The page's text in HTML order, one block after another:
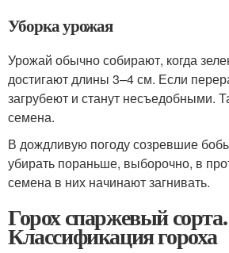
Уборка урожая
Урожай обычно собирают, когда
достигают длины 3–4 см. Если
загрубеют и станут несъедобными.
семена.
В дождливую погоду созревшие
убирать пораньше, выборочно, в
семена в них начинают загнивать.
Горох спаржевый сорта.
Классификация гороха